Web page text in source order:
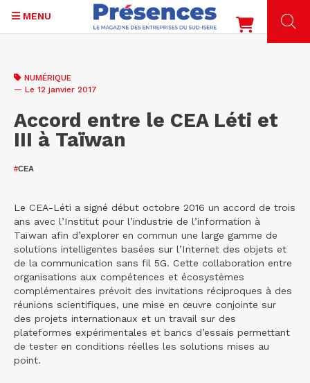
contenu
MENU
NUMÉRIQUE
— Le 12 janvier 2017
Accord entre le CEA Léti et
III à Taïwan
#CEA
Le CEA-Léti a signé début octobre 2016 un accord de trois
ans avec l’Institut pour l’industrie de l’information à
Taïwan afin d’explorer en commun une large gamme de
solutions intelligentes basées sur l’Internet des objets et
de la communication sans fil 5G. Cette collaboration entre
organisations aux compétences et écosystèmes
complémentaires prévoit des invitations réciproques à des
réunions scientifiques, une mise en œuvre conjointe sur
des projets internationaux et un travail sur des
plateformes expérimentales et bancs d’essais permettant
de tester en conditions réelles les solutions mises au
point.